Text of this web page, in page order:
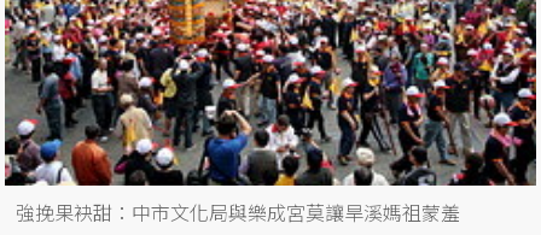
強挽果袂甜：中市文化局與樂成宮莫讓旱溪媽祖蒙羞